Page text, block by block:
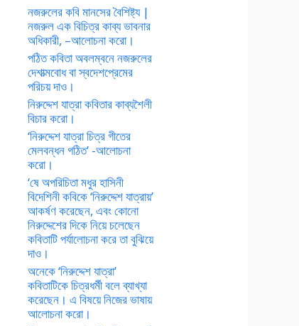
নজরুলের কবি মানসের বৈশিষ্ট্য |
নজরুল এক বিচিত্র কাব্য ভাবনার
অধিকারী, –আলোচনা করো।
পঠিত কবিতা অবলম্বনে নজরুলের
দেশাত্মবোধ বা স্বদেশপ্রেমের
পরিচয় দাও।
নিরুদ্দেশ যাত্রা কবিতার কাব্যশৈলী
বিচার করো।
‘নিরুদ্দেশ যাত্রা চিত্র গীতের
মেলবন্ধন গঠিত’ -আলোচনা
করো।
‘ষে অপরিচিতা মধুর হাসিনী
বিদেশিনী কবিকে ‘নিরুদ্দেশ যাত্রায়’
আকর্ষণ করেছেন, এবং কোনো
নিরুদ্দেশের দিকে নিয়ে চলেছেন
কবিতাটি পর্যালোচনা করে তা বুঝিয়ে
দাও।
অনেকে ‘নিরুদ্দেশ যাত্রা’
কবিতাটিকে চিত্রধর্মী বলে ব্যাখ্যা
করেছেন। এ বিষয়ে নিজের ভাষায়
আলোচনা করো।